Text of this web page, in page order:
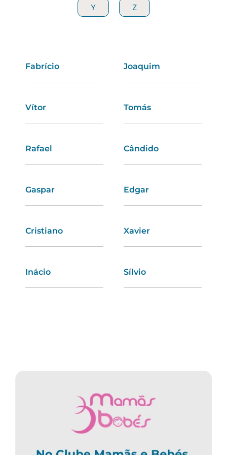
Y Z
Fabrício Joaquim
Vítor Tomás
Rafael Cândido
Gaspar Edgar
Cristiano Xavier
Inácio Sílvio
Y Z
Elisabete Marina
Carolina Adelaide
Soraia Lúcia
Mónica Cristiana
Ivone Anastácia
Regina Rosa